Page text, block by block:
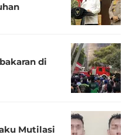
di
Mutilasi